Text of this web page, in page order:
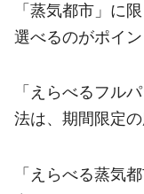
「蒸気都市」に
選べるのがポイン
「えらべるフル
法は、期間限定
「えらべる蒸気